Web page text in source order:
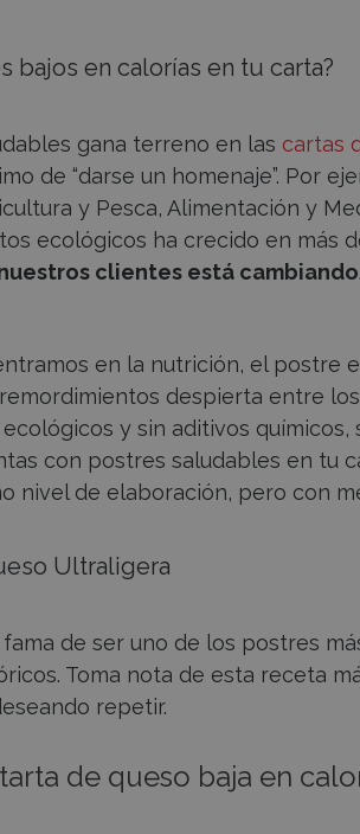
bajos en calorías en tu carta?
gana terreno en las cartas
de “darse un homenaje”. Por
y Pesca, Alimentación y
ecológicos ha crecido en más
clientes está cambiando
en la nutrición, el postre
despierta entre
y sin aditivos químicos,
con postres saludables en tu
nivel de elaboración, pero con
Ultraligera
de ser uno de los postres
Toma nota de esta receta
repetir.
de queso baja en